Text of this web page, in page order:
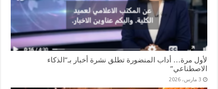
لأول مرة… أداب المنضورة تطلق نشرة أخبار بـ”الذكاء
الاصطناعي”
3 مارس، 2026